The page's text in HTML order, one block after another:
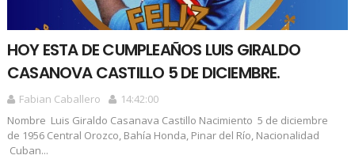
HOY ESTA DE CUMPLEAÑOS LUIS GIRALDO
CASANOVA CASTILLO 5 DE DICIEMBRE.
Fabian Caballero
14:42:00
Nombre Luis Giraldo Casanava Castillo Nacimiento 5 de diciembre
de 1956 Central Orozco, Bahía Honda, Pinar del Río, Nacionalidad
Cuban...